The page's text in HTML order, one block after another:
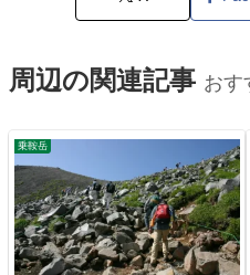
周辺の関連記事 おす
乗鞍岳